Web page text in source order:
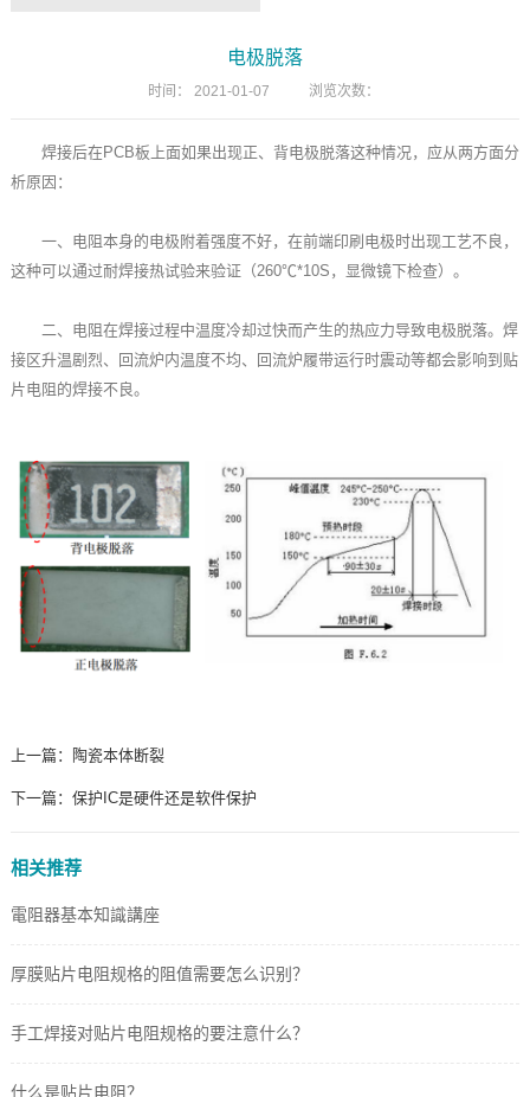
电极脱落
时间： 2021-01-07 浏览次数：
焊接后在PCB板上面如果出现正、背电极脱落这种情况，应从两方面分
析原因：
一、电阻本身的电极附着强度不好，在前端印刷电极时出现工艺不良，
这种可以通过耐焊接热试验来验证（260℃*10S，显微镜下检查）。
二、电阻在焊接过程中温度冷却过快而产生的热应力导致电极脱落。焊
接区升温剧烈、回流炉内温度不均、回流炉履带运行时震动等都会影响到贴
片电阻的焊接不良。
上一篇： 陶瓷本体断裂
下一篇： 保护IC是硬件还是软件保护
相关推荐
電阻器基本知識講座
厚膜贴片电阻规格的阻值需要怎么识别？
手工焊接对贴片电阻规格的要注意什么？
什么是贴片电阻？